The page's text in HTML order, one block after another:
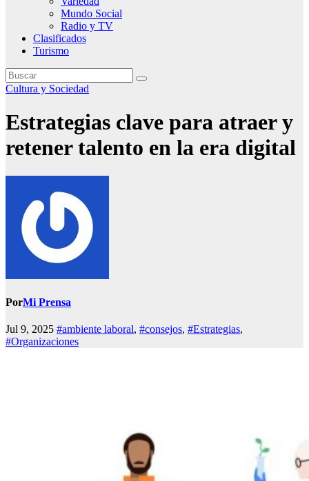
Mundo Social
Radio y TV
Clasificados
Turismo
Cultura y Sociedad
Estrategias clave para atraer y
retener talento en la era digital
PorMi Prensa
Jul 9, 2025 #ambiente laboral, #consejos, #Estrategias,
#Organizaciones